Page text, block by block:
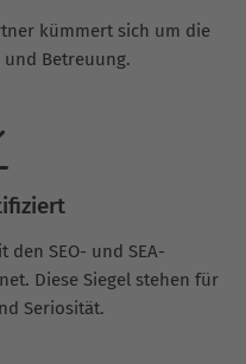
kümmert sich um die
Betreuung.
den SEO- und SEA-
Diese Siegel stehen für
Seriosität.